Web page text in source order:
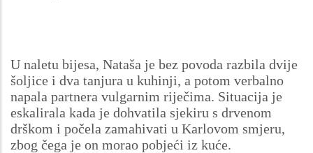
U naletu bijesa, Nataša je bez povoda razbila dvije
šoljice i dva tanjura u kuhinji, a potom verbalno
napala partnera vulgarnim riječima. Situacija je
eskalirala kada je dohvatila sjekiru s drvenom
drškom i počela zamahivati u Karlovom smjeru,
zbog čega je on morao pobjeći iz kuće.